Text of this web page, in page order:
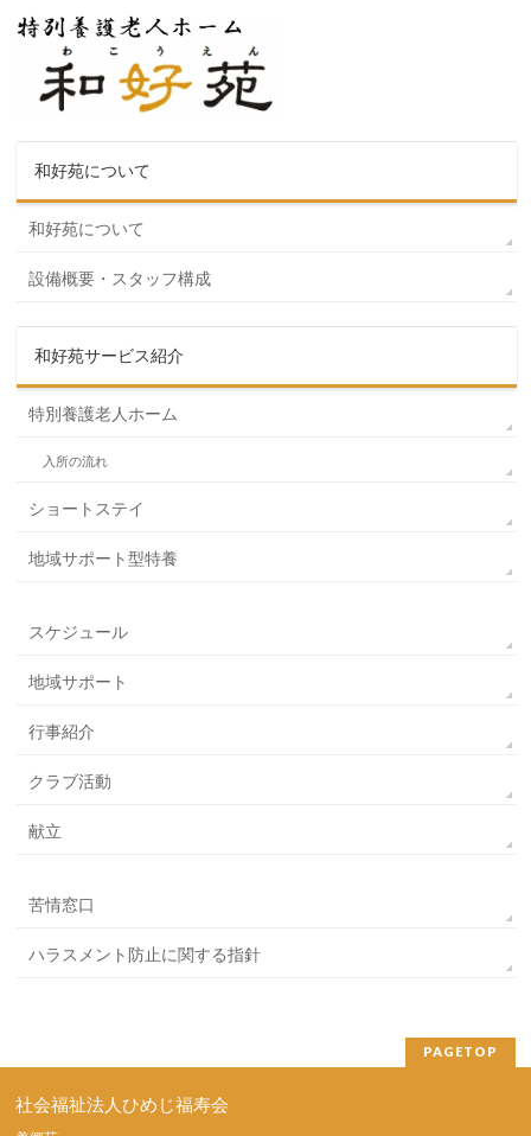
和好苑について
和好苑について
設備概要・スタッフ構成
和好苑サービス紹介
特別養護老人ホーム
入所の流れ
ショートステイ
地域サポート型特養
スケジュール
地域サポート
行事紹介
クラブ活動
献立
苦情窓口
ハラスメント防止に関する指針
PAGETOP
社会福祉法人ひめじ福寿会